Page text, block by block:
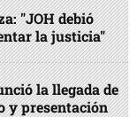
"JOH debió
la justicia"
la llegada de
y presentación